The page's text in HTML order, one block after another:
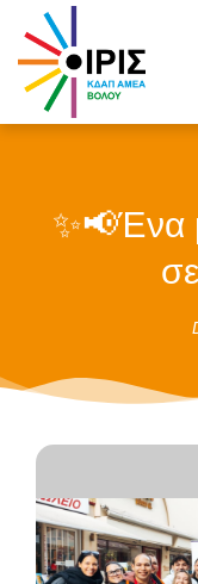
✨📢Ένα